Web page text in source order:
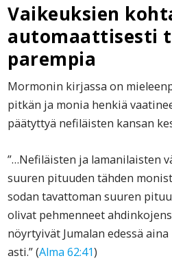
Vaikeuksien
automaattisesti
parempia
Mormonin kirjassa on
pitkän ja monia henkiä
päätyttyä nefiläisten kansan
”…Nefiläisten ja lamanilaisten
suuren pituuden tähden
sodan tavattoman suuren
olivat pehmenneet
nöyrtyivät Jumalan edessä
asti.” (Alma 62:41)